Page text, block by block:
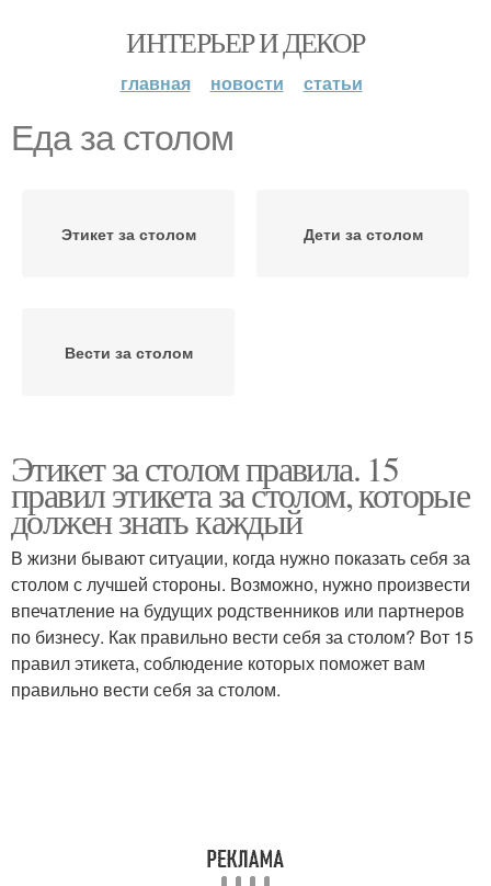
ИНТЕРЬЕР И ДЕКОР
главная новости статьи
Еда за столом
Этикет за столом Дети за столом
Вести за столом
Этикет за столом правила. 15
правил этикета за столом, которые
должен знать каждый
В жизни бывают ситуации, когда нужно показать себя за
столом с лучшей стороны. Возможно, нужно произвести
впечатление на будущих родственников или партнеров
по бизнесу. Как правильно вести себя за столом? Вот 15
правил этикета, соблюдение которых поможет вам
правильно вести себя за столом.